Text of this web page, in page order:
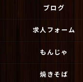
ブログ
求人フォーム
もんじゃ
焼きそば